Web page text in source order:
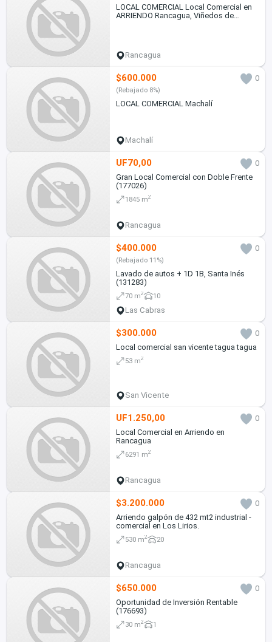
LOCAL COMERCIAL Local Comercial en
ARRIENDO Rancagua, Viñedos de
Rancagua
$600.000 0
(Rebajado 8%)
LOCAL COMERCIAL Machalí
Machalí
UF70,00
0
Gran Local Comercial con Doble Frente
(177026)
1845 m2
Rancagua
$400.000 0
(Rebajado 11%)
Lavado de autos + 1D 1B, Santa Inés
(131283)
70 m2 10
Las Cabras
$300.000
0
Local comercial san vicente tagua tagua
53 m2
San Vicente
UF1.250,00
0
Local Comercial en Arriendo en
Rancagua
6291 m2
Rancagua
$3.200.000
0
Arriendo galpón de 432 mt2 industrial -
comercial en Los Lirios.
530 m2 20
Rancagua
$650.000
0
Oportunidad de Inversión Rentable
(176693)
30 m2 1